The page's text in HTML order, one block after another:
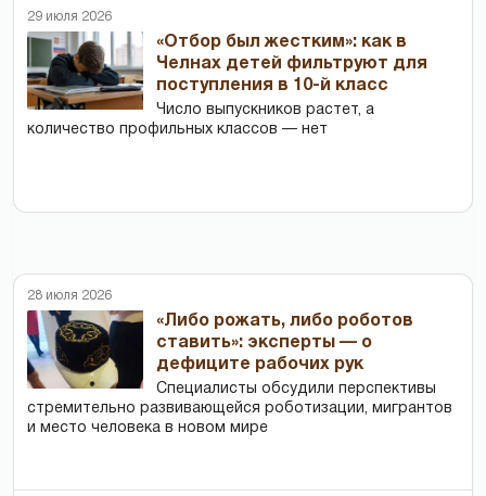
29 июля 2026
«Отбор был жестким»: как в
Челнах детей фильтруют для
поступления в 10-й класс
Число выпускников растет, а
количество профильных классов — нет
28 июля 2026
«Либо рожать, либо роботов
ставить»: эксперты — о
дефиците рабочих рук
Специалисты обсудили перспективы
стремительно развивающейся роботизации, мигрантов
и место человека в новом мире